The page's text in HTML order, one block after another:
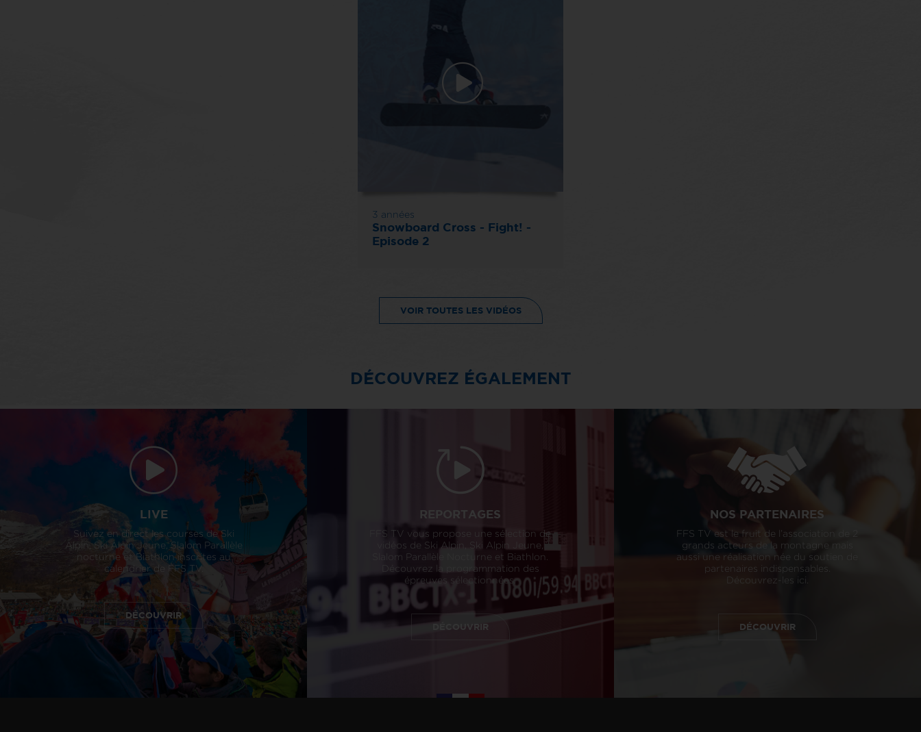
3 années
Snowboard Cross - Fight! -
Episode 2
VOIR TOUTES LES VIDÉOS
DÉCOUVREZ ÉGALEMENT
LIVE
Suivez en direct les courses de Ski
Alpin, Ski Alpin Jeune, Slalom Parallèle
nocturne et Biathlon inscrites au
calendrier de FFS TV.
DÉCOUVRIR
REPORTAGES
FFS TV vous propose une sélection de
vidéos de Ski Alpin, Ski Alpin Jeune,
Slalom Parallèle Nocturne et Biathlon.
Découvrez la programmation des
épreuves sélectionnées.
DÉCOUVRIR
NOS PARTENAIRES
FFS TV est le fruit de l’association de 2
grands acteurs de la montagne mais
aussi une réalisation née du soutien de
partenaires indispensables.
Découvrez-les ici.
DÉCOUVRIR